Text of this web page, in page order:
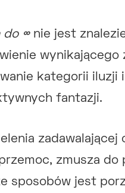
do ∞nie jest
kategorii
fantazji.
zmusza
sposobów jest